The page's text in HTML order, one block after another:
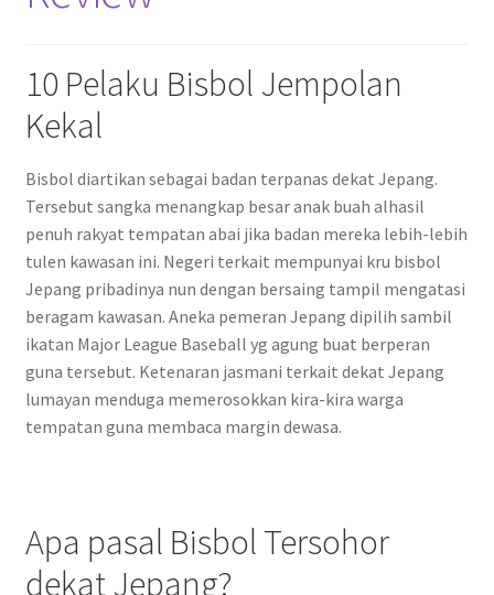
10 Pelaku Bisbol Jempolan
Kekal
Bisbol diartikan sebagai badan terpanas dekat Jepang.
Tersebut sangka menangkap besar anak buah alhasil
penuh rakyat tempatan abai jika badan mereka lebih-lebih
tulen kawasan ini. Negeri terkait mempunyai kru bisbol
Jepang pribadinya nun dengan bersaing tampil mengatasi
beragam kawasan. Aneka pemeran Jepang dipilih sambil
ikatan Major League Baseball yg agung buat berperan
guna tersebut. Ketenaran jasmani terkait dekat Jepang
lumayan menduga memerosokkan kira-kira warga
tempatan guna membaca margin dewasa.
Apa pasal Bisbol Tersohor
dekat Jepang?